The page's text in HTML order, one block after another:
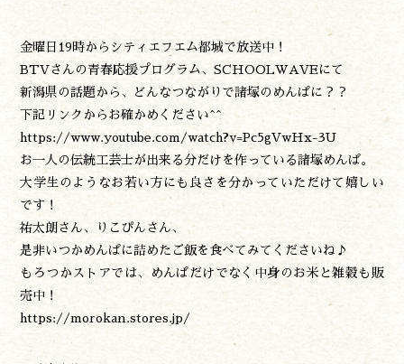
金曜日19時からシティエフエム都城で放送中！
BTVさんの青春応援プログラム、SCHOOLWAVEにて
新潟県の話題から、どんなつながりで諸塚のめんぱに？？
下記リンクからお確かめください^^
https://www.youtube.com/watch?v=Pc5gVwHx-3U
お一人の伝統工芸士が出来る分だけを作っている諸塚めんぱ。
大学生のようなお若い方にも良さを分かっていただけて嬉しい
です！
祐太朗さん、りこぴんさん、
是非いつかめんぱに詰めたご飯を食べてみてくださいね♪
もろつかストアでは、めんぱだけでなく中身のお米と雑穀も販
売中！
https://morokan.stores.jp/
やま学校
開花情報
紅葉情報
神楽情報
森の風の記憶
アクセス
お問い合わせ
諸塚村観光協会について
プライバシーポリシー
諸塚村観光協会
〒883-1301
宮崎県東臼杵郡諸塚村家代3068しいたけの館21内